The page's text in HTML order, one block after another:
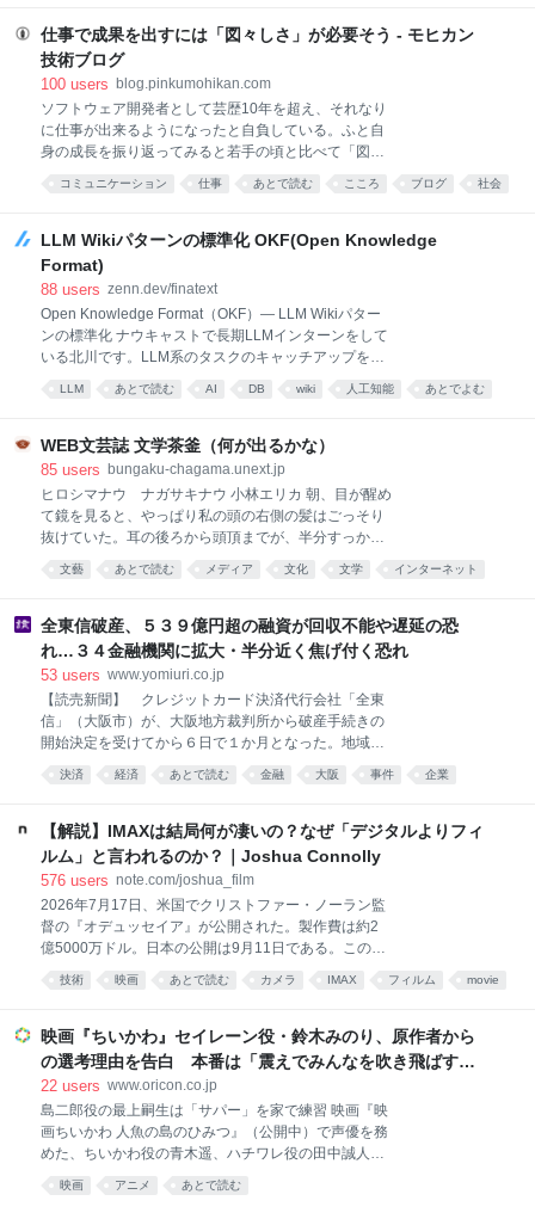
テムを運ぶドローンは「マースピアル（有袋）ドロー
ン」とも呼ばれ、この戦争以前はコンセプトにとどま
っていた。米軍は過去30年、この構想をいくどとなく
かった。ウクライナは現在、これを実用化して実戦で
使い始めており、その活用法は運用者の想像次第で無
限に広がっていると言えるかもしれない。
仕事で成果を出すには「図々しさ」が必要そう - モヒカン
技術ブログ
100 users blog.pinkumohikan.com
ソフトウェア開発者として芸歴10年を超え、それなり
に仕事が出来るようになったと自負している。ふと自
身の成長を振り返ってみると若手の頃と比べて「図々
しさ」のようなもののレベルがかなり上がったように
感じている。それについて言語化してみる。 相手の都
頼した仕事の進捗が見えない」——よくある話だろ
う。ここで黙って待つのが丁寧だと考える人もいる
が、成果を出すためにはそれは明確に悪手である。 本
るなら止まったままにしておいた責任は自分にある。
相手への配慮は大事だが、それによって自分の納期や
成果が犠牲になっているのなら、その振る舞いは営利
組織においては悪い評価となってしまうのだ。 例えば
いる」を明確に伝えることが
コミュニケーション 仕事 あとで読む こころ ブログ 社会
LLM Wikiパターンの標準化 OKF(Open Knowledge
Format)
88 users zenn.dev/finatext
Open Knowledge Format（OKF）— LLM Wikiパター
ンの標準化 ナウキャストで長期LLMインターンをして
いる北川です。LLM系のタスクのキャッチアップをす
る中で、最近「OKF」という技術を耳にする機会が増
えました。 OKFはまだ登場したばかりの仕様で、その
への理解が欠かせません。しかし、OKF関連の記事の
多くはOKF単体の説明にとどまっており、それだけで
は体系的に理解しづらいと感じています。OKFはこう
した周辺技術を前提として設計された概念でもあるた
め、それらへの理解があって初めて実感を持って捉え
方でも読み進められる内容になっていますが、
礎知識があると、より理解がスムーズです。
LLM あとで読む AI DB wiki 人工知能 あとでよむ
WEB文芸誌 文学茶釜（何が出るかな）
85 users bungaku-chagama.unext.jp
ヒロシマナウ ナガサキナウ 小林エリカ 朝、目が醒め
て鏡を見ると、やっぱり私の頭の右側の髪はごっそり
抜けていた。耳の後ろから頭頂までが、半分すっかり
禿げあがっている。 私の長い髪が抜け始めたのは、冬
のことだった。なんとなしに身体がだるい。起きあが
と考えた。しかし、あまりにも髪がごっそりと抜け落
ちるようになったから、さすがに不安になった。病院
を幾つも回っても、原因は不明。すっかり困り果て、
文藝 あとで読む メディア 文化 文学 インターネット
全東信破産、５３９億円超の融資が回収不能や遅延の恐
れ…３４金融機関に拡大・半分近く焦げ付く恐れ
53 users www.yomiuri.co.jp
【読売新聞】 クレジットカード決済代行会社「全東
信」（大阪市）が、大阪地方裁判所から破産手続きの
開始決定を受けてから６日で１か月となった。地域金
融への影響は広がっており、少なくとも３４の金融機
関で計５３９億円超の融資が、回収不能・遅
決済 経済 あとで読む 金融 大阪 事件 企業
【解説】IMAXは結局何が凄いの？なぜ「デジタルよりフィ
ルム」と言われるのか？｜Joshua Connolly
576 users note.com/joshua_film
2026年7月17日、米国でクリストファー・ノーラン監
督の『オデュッセイア』が公開された。製作費は約2
億5000万ドル。日本の公開は9月11日である。この映
画には、映画史上「初」の肩書きがひとつ付いてい
る。全編がIMAXフィルムカメラで撮影された、史上最
う技術が衆人の元でデビューしたのは1970年、大阪万
博の富士グループパビリオンだったというのはご存知
だろうか。そこで上映された『Tiger Child』が世界初
た、しかもフィルムという過去の技術が、2026年のい
ま、業界最高額クラスの超大作を丸ごと任されてい
る。スマホですら8K動画が撮れる時代に、なぜだろう
か？ 思えば、「大作を観るならやっぱりIMAXで」と
技術 映画 あとで読む カメラ IMAX フィルム movie
映画『ちいかわ』セイレーン役・鈴木みのり、原作者から
の選考理由を告白 本番は「震えでみんなを吹き飛ばす
ぞ」と意気込む
22 users www.oricon.co.jp
島二郎役の最上嗣生は「サパー」を家で練習 映画『映
画ちいかわ 人魚の島のひみつ』（公開中）で声優を務
めた、ちいかわ役の青木遥、ハチワレ役の田中誠人、
うさぎ役の小澤亜李、島二郎役の最上嗣生、セイレー
ン役の鈴木みのりのロングインタビューが解禁。最
映画 アニメ あとで読む